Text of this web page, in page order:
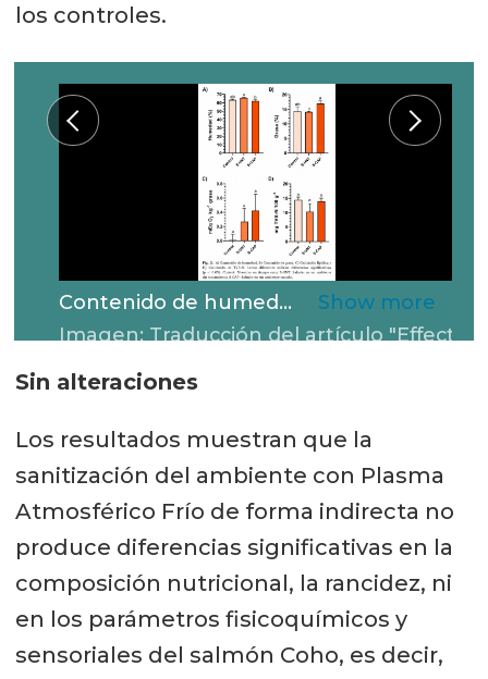
los controles.
Contenido de humedad, grasa, oxidación lipídica y TVB-N de las muestras tratadas y control.
Imagen: Traducción del artículo "Effect of indirect application of cold atmospheric plasma on moisture, fat, lipid oxidation, TVB-N, texture, color and sensory parameters of Coho salmon fillet (Oncorhynchus kisutch)"
Sin alteraciones
Los resultados muestran que la
sanitización del ambiente con Plasma
Atmosférico Frío de forma indirecta no
produce diferencias significativas en la
composición nutricional, la rancidez, ni
en los parámetros fisicoquímicos y
sensoriales del salmón Coho, es decir,